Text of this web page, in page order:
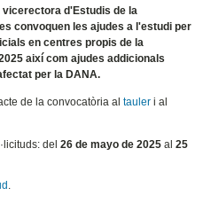
vicerectora d'Estudis de la
convoquen les ajudes a l'estudi per
en centres propis de la
així com ajudes addicionals
per la DANA.
de la convocatòria altauleri al
del26 de mayo de 2025al25
.